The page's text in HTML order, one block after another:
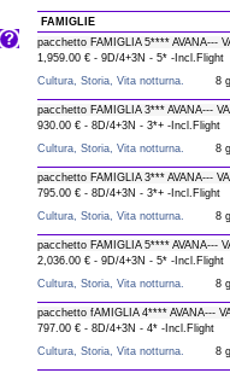
FAMIGLIE
pacchetto FAMIGLIA 5**** AVANA---
1,959.00 € - 9D/4+3N - 5* -Incl.Flight
Cultura, Storia, Vita notturna.
8
pacchetto FAMIGLIA 3*** AVANA---
930.00 € - 8D/4+3N - 3*+ -Incl.Flight
Cultura, Storia, Vita notturna.
8
pacchetto FAMIGLIA 3*** AVANA---
795.00 € - 8D/4+3N - 3*+ -Incl.Flight
Cultura, Storia, Vita notturna.
8
pacchetto FAMIGLIA 5**** AVANA---
2,036.00 € - 9D/4+3N - 5* -Incl.Flight
Cultura, Storia, Vita notturna.
8
pacchetto fAMIGLIA 4**** AVANA---
797.00 € - 8D/4+3N - 4* -Incl.Flight
Cultura, Storia, Vita notturna.
8